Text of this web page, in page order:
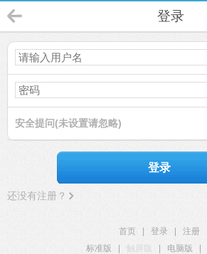
登录
安全提问(未设置请忽略)
登录
还没有注册？
首页 登录
注册
标准版
触屏版 电脑版